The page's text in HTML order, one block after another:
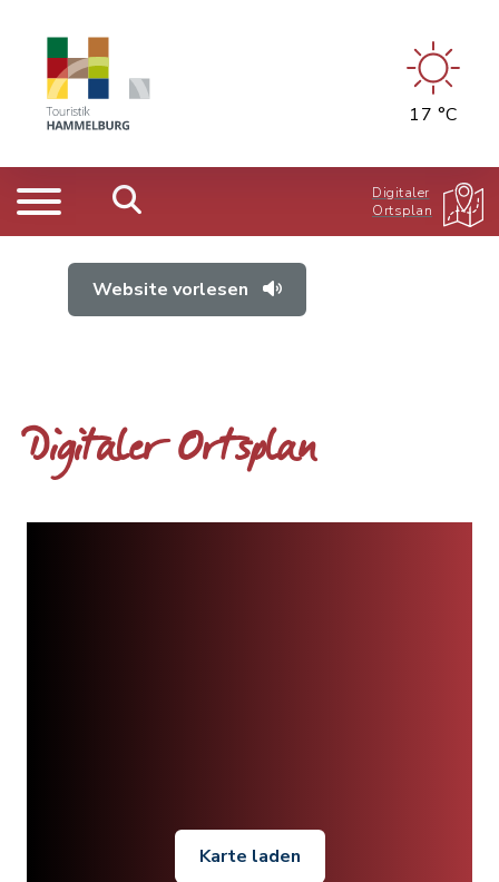
17 °C
Digitaler
Ortsplan
Website vorlesen
Digitaler Ortsplan
Karte laden